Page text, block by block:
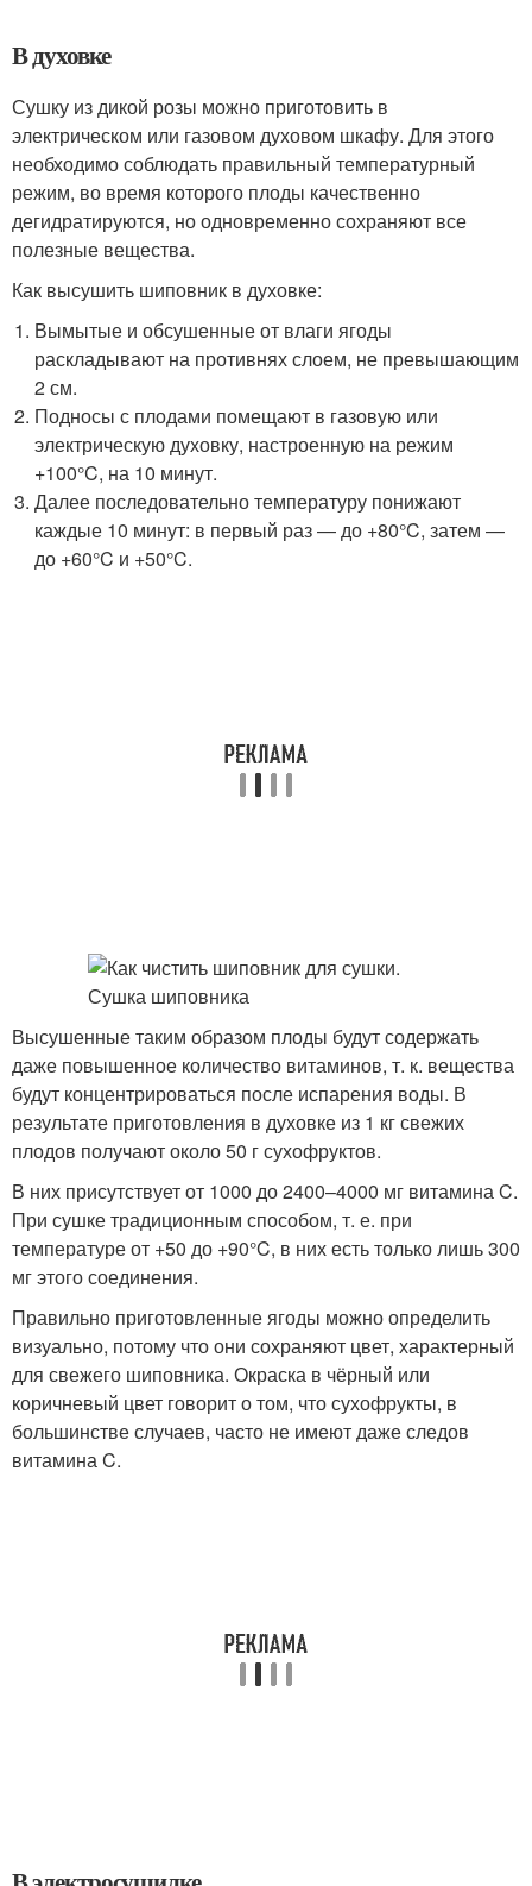
В духовке
Сушку из дикой розы можно приготовить в
электрическом или газовом духовом шкафу. Для этого
необходимо соблюдать правильный температурный
режим, во время которого плоды качественно
дегидратируются, но одновременно сохраняют все
полезные вещества.
Как высушить шиповник в духовке:
Вымытые и обсушенные от влаги ягоды
раскладывают на противнях слоем, не превышающим
2 см.
Подносы с плодами помещают в газовую или
электрическую духовку, настроенную на режим
+100°C, на 10 минут.
Далее последовательно температуру понижают
каждые 10 минут: в первый раз — до +80°C, затем —
до +60°C и +50°C.
Высушенные таким образом плоды будут содержать
даже повышенное количество витаминов, т. к. вещества
будут концентрироваться после испарения воды. В
результате приготовления в духовке из 1 кг свежих
плодов получают около 50 г сухофруктов.
В них присутствует от 1000 до 2400–4000 мг витамина C.
При сушке традиционным способом, т. е. при
температуре от +50 до +90°C, в них есть только лишь 300
мг этого соединения.
Правильно приготовленные ягоды можно определить
визуально, потому что они сохраняют цвет, характерный
для свежего шиповника. Окраска в чёрный или
коричневый цвет говорит о том, что сухофрукты, в
большинстве случаев, часто не имеют даже следов
витамина C.